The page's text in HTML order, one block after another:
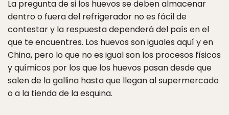
La pregunta de si los huevos se deben almacenar
dentro o fuera del refrigerador no es fácil de
contestar y la respuesta dependerá del país en el
que te encuentres. Los huevos son iguales aquí y en
China, pero lo que no es igual son los procesos físicos
y químicos por los que los huevos pasan desde que
salen de la gallina hasta que llegan al supermercado
o a la tienda de la esquina.